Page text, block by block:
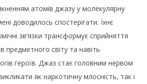
атомів джазу у молекулярну
доводилось спостерігати. Їхнє
зв’язки трансформує сприйняття
предметного світу та навіть
героїв. Джаз стає головним нервом
як наркотичну млосність, так і